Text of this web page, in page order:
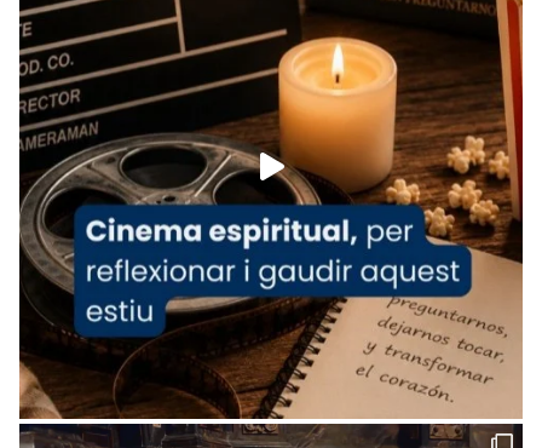
www.vaticannews.va/es/iglesia/news/2026-
07/carmina-historia-depresion-papa-viaje-
espana-testimoni...
Foto
View on Facebook · Share
Arquebisbat de Barcelona
1 week ago
«Avui les santes Juliana i Semproniana ens
ajuden a alçar la mirada»
Mons. Sergi Gordo, bisbe de Tortosa, ha
presidit aquest 27 de juliol la missa de Les
Santes de Mataró.